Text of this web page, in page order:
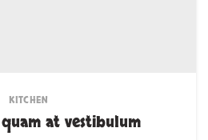
KITCHEN
quam at vestibulum